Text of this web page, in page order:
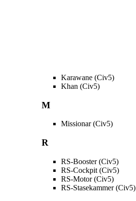
Karawane (Civ5)
Khan (Civ5)
M
Missionar (Civ5)
R
RS-Booster (Civ5)
RS-Cockpit (Civ5)
RS-Motor (Civ5)
RS-Stasekammer (Civ5)